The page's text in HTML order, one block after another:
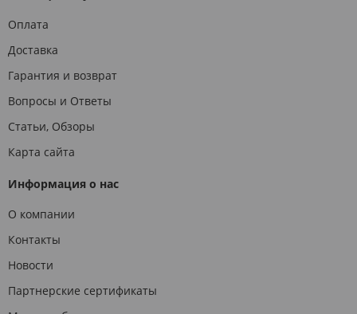
Оплата
Доставка
Гарантия и возврат
Вопросы и Ответы
Статьи, Обзоры
Карта сайта
Информация о нас
О компании
Контакты
Новости
Партнерские сертификаты